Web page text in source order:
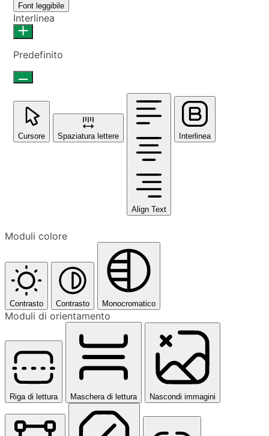
Font leggibile
Interlinea
Predefinito
Cursore Spaziatura lettere
Align Text
Interlinea
Moduli colore
Contrasto Contrasto Monocromatico
Moduli di orientamento
Riga di lettura Maschera di lettura Nascondi immagini